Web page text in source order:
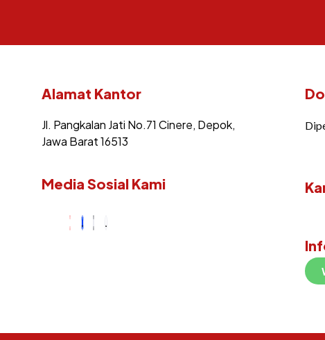
Alamat Kantor
Jl. Pangkalan Jati No.71 Cinere, Depok,
Jawa Barat 16513
Media Sosial Kami